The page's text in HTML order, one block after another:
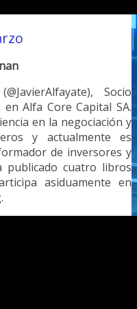
Socio
Alfa Core Capital SA.
en la negociación y
y actualmente es
de inversores y
publicado cuatro libros
asiduamente en